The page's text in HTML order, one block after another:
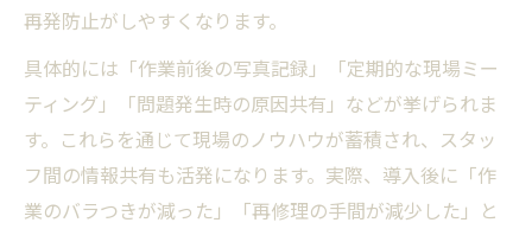
再発防止がしやすくなります。
具体的には「作業前後の写真記録」「定期的な現場ミー
ティング」「問題発生時の原因共有」などが挙げられま
す。これらを通じて現場のノウハウが蓄積され、スタッ
フ間の情報共有も活発になります。実際、導入後に「作
業のバラつきが減った」「再修理の手間が減少した」と